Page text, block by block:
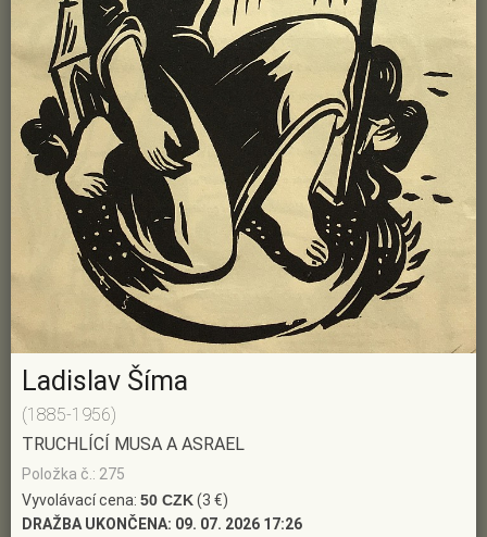
Ladislav Šíma
(1885-1956)
TRUCHLÍCÍ MUSA A ASRAEL
Položka č.: 275
Vyvolávací cena: 50 CZK(3 €)
DRAŽBA UKONČENA: 09. 07. 2026 17:26